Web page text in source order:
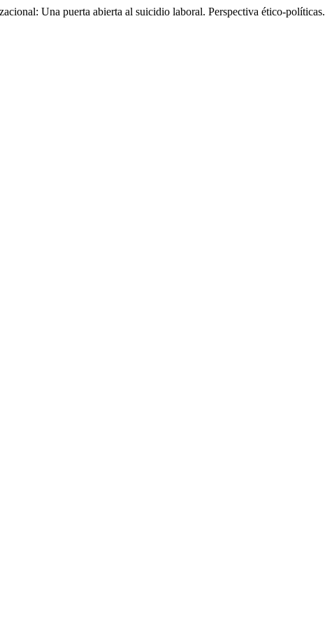
Una puerta abierta al suicidio laboral. Perspectiva ético-políticas.